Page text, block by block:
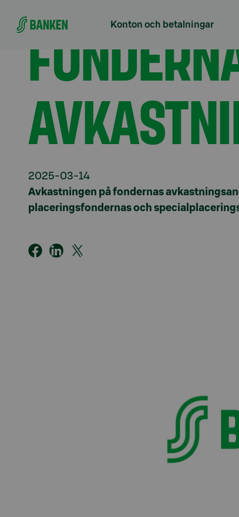
Konton och betalningar
2025-03-14
Avkastningen på fondernas
placeringsfondernas och